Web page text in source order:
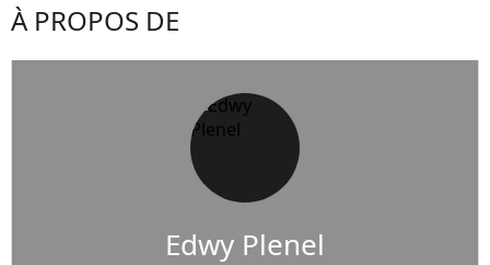
À PROPOS DE
Edwy Plenel